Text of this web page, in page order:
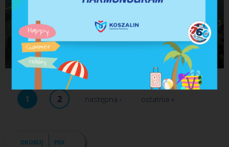
1 2 następna › ostatnia »
DRUKUJ PDF